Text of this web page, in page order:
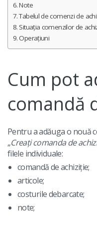
Note
Tabelul de comenzi de
Situația comenzilor de
Operațiuni
Cum pot
comandă
Pentru a adăuga o nouă
„Creați comanda de
filele individuale:
comandă de achiziție;
articole;
costurile debarcate;
note;